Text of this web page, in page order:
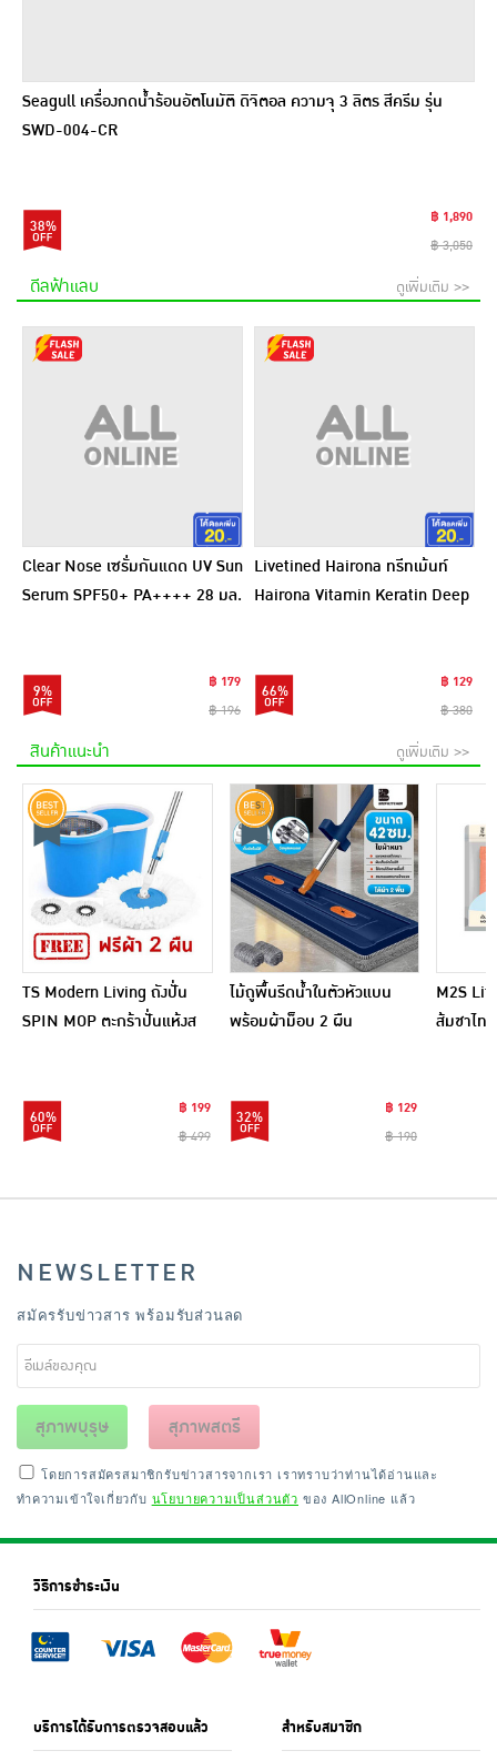
Seagull เครื่องกดน้ำร้อนอัตโนมัติ ดิจิตอล ความจุ 3 ลิตร สีครีม รุ่น
SWD-004-CR
38%
฿ 1,890
฿ 3,050
ดีลฟ้าแลบ ดูเพิ่มเติม >>
Clear Nose เซรั่มกันแดด UV Sun
Serum SPF50+ PA++++ 28 มล.
9%
฿ 179
฿ 196
Livetined Hairona ทรีทเม้นท์
Hairona Vitamin Keratin Deep
66%
฿ 129
฿ 380
สินค้าแนะนำ ดูเพิ่มเติม >>
TS Modern Living ถังปั่น
SPIN MOP ตะกร้าปั่นแห้งส
60%
฿ 199
฿ 499
ไม้ถูพื้นรีดน้ำในตัวหัวแบน
พร้อมผ้าม็อบ 2 ผืน
32%
฿ 129
฿ 190
M2S
ส้มชาไท
NEWSLETTER
สมัครรับข่าวสาร พร้อมรับส่วนลด
สุภาพบุรุษ สุภาพสตรี
โดยการสมัครสมาชิกรับข่าวสารจากเรา เราทราบว่าท่านได้อ่านและ
ทำความเข้าใจเกี่ยวกับ นโยบายความเป็นส่วนตัว ของ AllOnline แล้ว
วิธีการชำระเงิน
บริการได้รับการตรวจสอบแล้ว สำหรับสมาชิก